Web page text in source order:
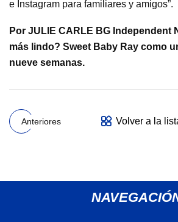
e Instagram para familiares y amigos”.
Por JULIE CARLE BG Independent
más lindo? Sweet Baby Ray como
nueve semanas.
Anteriores Volver a la